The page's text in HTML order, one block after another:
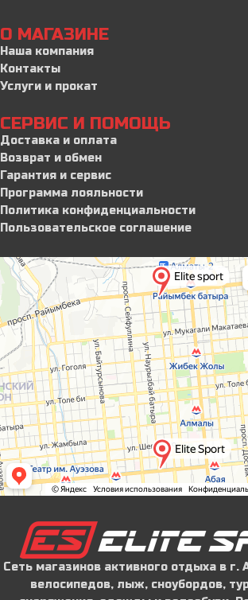
О МАГАЗИНЕ
Наша компания
Контакты
Услуги и прокат
СЕРВИС И ПОМОЩЬ
Доставка и оплата
Возврат и обмен
Гарантия и сервис
Программа лояльности
Политика конфиденциальности
Пользовательское соглашение
Сеть магазинов активного отдыха в
велосипедов, лыж, сноубордов,